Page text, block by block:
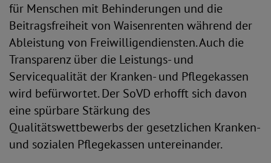
für Menschen mit Behinderungen und die
Beitragsfreiheit von Waisenrenten während der
Ableistung von Freiwilligendiensten. Auch die
Transparenz über die Leistungs- und
Servicequalität der Kranken- und Pflegekassen
wird befürwortet. Der SoVD erhofft sich davon
eine spürbare Stärkung des
Qualitätswettbewerbs der gesetzlichen Kranken-
und sozialen Pflegekassen untereinander.